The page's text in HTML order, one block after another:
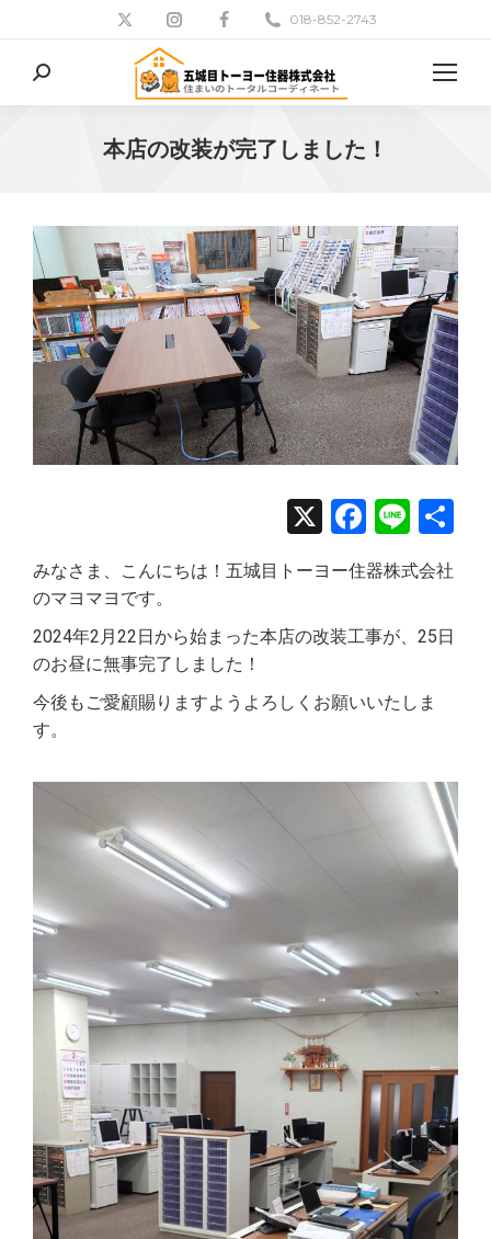
018-852-2743
検
索:
本店の改装が完了しました！
X Line
みなさま、こんにちは！五城目トーヨー住器株式会社
のマヨマヨです。
2024年2月22日から始まった本店の改装工事が、25日
のお昼に無事完了しました！
今後もご愛顧賜りますようよろしくお願いいたしま
す。